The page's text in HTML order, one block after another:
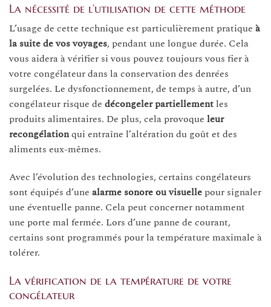
La nécessité de l’utilisation de cette méthode
L’usage de cette technique est particulièrement pratique à
la suite de vos voyages, pendant une longue durée. Cela
vous aidera à vérifier si vous pouvez toujours vous fier à
votre congélateur dans la conservation des denrées
surgelées. Le dysfonctionnement, de temps à autre, d’un
congélateur risque de décongeler partiellement les
produits alimentaires. De plus, cela provoque leur
recongélationqui entraîne l’altération du goût et des
aliments eux-mêmes.
Avec l’évolution des technologies, certains congélateurs
sont équipés d’une alarme sonore ou visuelle pour signaler
une éventuelle panne. Cela peut concerner notamment
une porte mal fermée. Lors d’une panne de courant,
certains sont programmés pour la température maximale à
tolérer.
La vérification de la température de votre
congélateur